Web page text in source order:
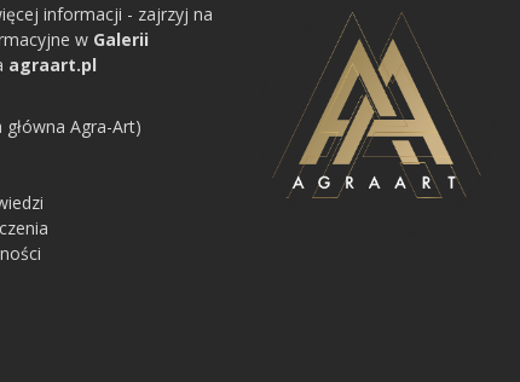
informacji - zajrzyj na
w Galerii
agraart.pl
Agra-Art)